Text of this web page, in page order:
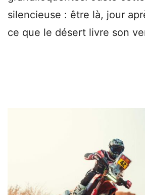
silencieuse : être là, jour
ce que le désert livre son